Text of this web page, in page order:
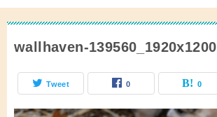
wallhaven-139560_1920x1200
Tweet 0 0